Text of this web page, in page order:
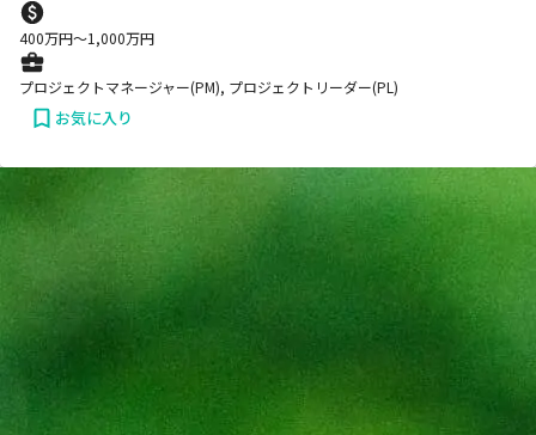
400万円〜1,000万円
プロジェクトマネージャー(PM), プロジェクトリーダー(PL)
お気に入り